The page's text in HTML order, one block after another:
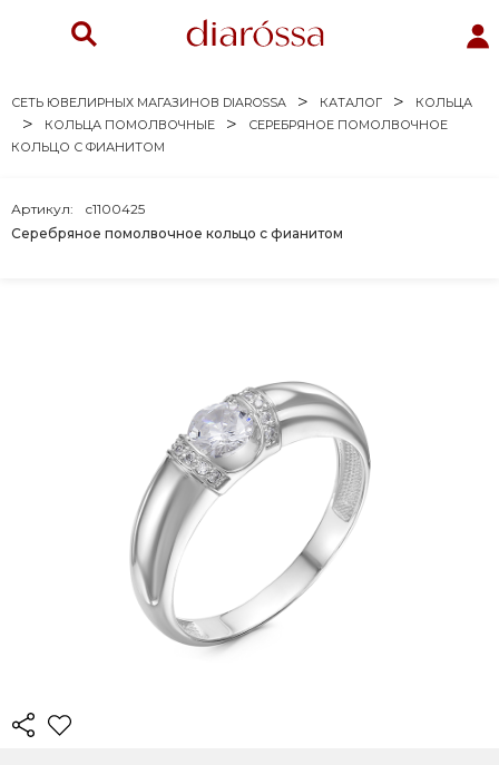
СЕТЬ ЮВЕЛИРНЫХ МАГАЗИНОВ DIAROSSA КАТАЛОГ
КОЛЬЦА
КОЛЬЦА ПОМОЛВОЧНЫЕ
СЕРЕБРЯНОЕ ПОМОЛВОЧНОЕ
КОЛЬЦО С ФИАНИТОМ
Серебряное помолвочное кольцо с фианитом
Артикул: с1100425